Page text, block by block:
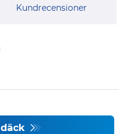
Kundrecensioner